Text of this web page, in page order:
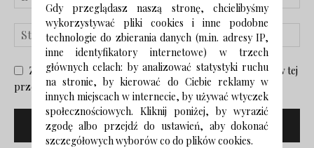
Zapisz moje nazwisko, adres e-mail i stronę internetową w tej
przeglądarce na następny raz, gdy skomentuję.
Gdy przeglądasz naszą stronę, chcielibyśmy
wykorzystywać pliki cookies i inne podobne
technologie do zbierania danych (m.in. adresy IP,
inne identyfikatory internetowe) w trzech
głównych celach: by analizować statystyki ruchu
na stronie, by kierować do Ciebie reklamy w
innych miejscach w internecie, by używać wtyczek
społecznościowych. Kliknij poniżej, by wyrazić
zgodę albo przejdź do ustawień, aby dokonać
szczegółowych wyborów co do plików cookies.